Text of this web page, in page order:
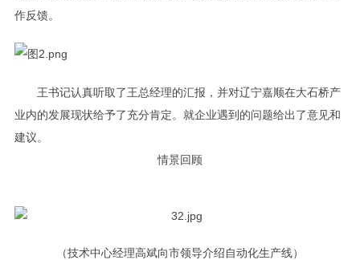
作反馈。
王书记认真听取了王总经理的汇报，并对辽宁嘉顺在大石桥产
业内的发展现状给予了充分肯定。就企业遇到的问题给出了意见和
建议。
情景回顾
（技术中心经理高斌向市领导介绍自动化生产线）